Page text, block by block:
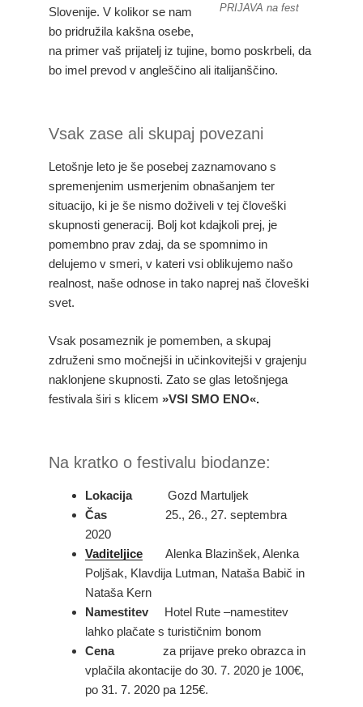
PRIJAVA na fest
Slovenije. V kolikor se nam
bo pridružila kakšna osebe,
na primer vaš prijatelj iz tujine, bomo poskrbeli, da
bo imel prevod v angleščino ali italijanščino.
Vsak zase ali skupaj povezani
Letošnje leto je še posebej zaznamovano s
spremenjenim usmerjenim obnašanjem ter
situacijo, ki je še nismo doživeli v tej človeški
skupnosti generacij. Bolj kot kdajkoli prej, je
pomembno prav zdaj, da se spomnimo in
delujemo v smeri, v kateri vsi oblikujemo našo
realnost, naše odnose in tako naprej naš človeški
svet.
Vsak posameznik je pomemben, a skupaj
združeni smo močnejši in učinkovitejši v grajenju
naklonjene skupnosti. Zato se glas letošnjega
festivala širi s klicem »VSI SMO ENO«.
Na kratko o festivalu biodanze:
Lokacija Gozd Martuljek
Čas 25., 26., 27. septembra
2020
Vaditeljice
Alenka Blazinšek, Alenka
Poljšak, Klavdija Lutman, Nataša Babič in
Nataša Kern
Namestitev Hotel Rute –namestitev
lahko plačate s turističnim bonom
Cena za prijave preko obrazca in
vplačila akontacije do 30. 7. 2020 je 100€,
po 31. 7. 2020 pa 125€.